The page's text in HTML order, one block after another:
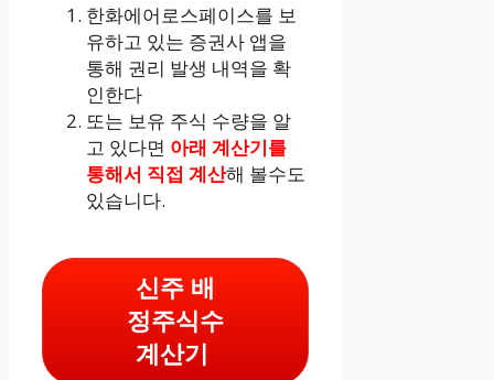
한화에어로스페이스를 보
유하고 있는 증권사 앱을
통해 권리 발생 내역을 확
인한다
또는 보유 주식 수량을 알
고 있다면 아래 계산기를
통해서 직접 계산해 볼수도
있습니다.
신주 배
정주식수
계산기